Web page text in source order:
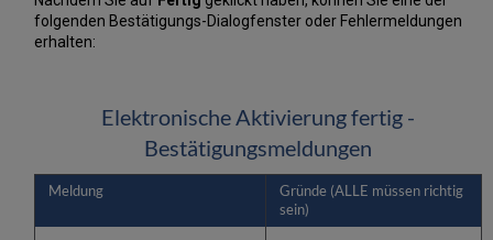
folgenden Bestätigungs-Dialogfenster oder Fehlermeldungen
erhalten:
Elektronische Aktivierung fertig -
Bestätigungsmeldungen
Meldung
Gründe (ALLE müssen richtig
sein)